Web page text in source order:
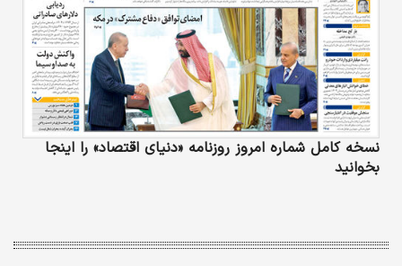
نسخه کامل شماره امروز روزنامه «دنیای‌ اقتصاد» را اینجا
بخوانید